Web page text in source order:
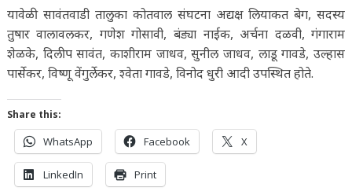
यावेळी सावंतवाडी तालुका कोतवाल संघटना अद्यक्ष लियाकत बेग, सदस्य
तुषार वालावलकर, गणेश गोसावी, बंड्या नाईक, अर्चना दळवी, गंगाराम
शेळके, दिलीप सावंत, काशीराम जाधव, सुनील जाधव, लाडू गावडे, उल्हास
पार्सेकर, विष्णू वेंगुर्लेकर, श्वेता गावडे, विनोद धुरी आदी उपस्थित होते.
Share this:
WhatsApp Facebook X
LinkedIn Print